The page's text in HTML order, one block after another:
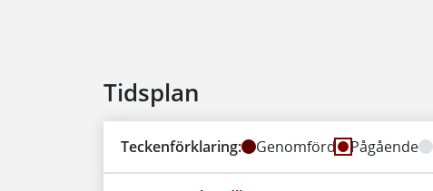
Tidsplan
Teckenförklaring: Genomförd Pågående